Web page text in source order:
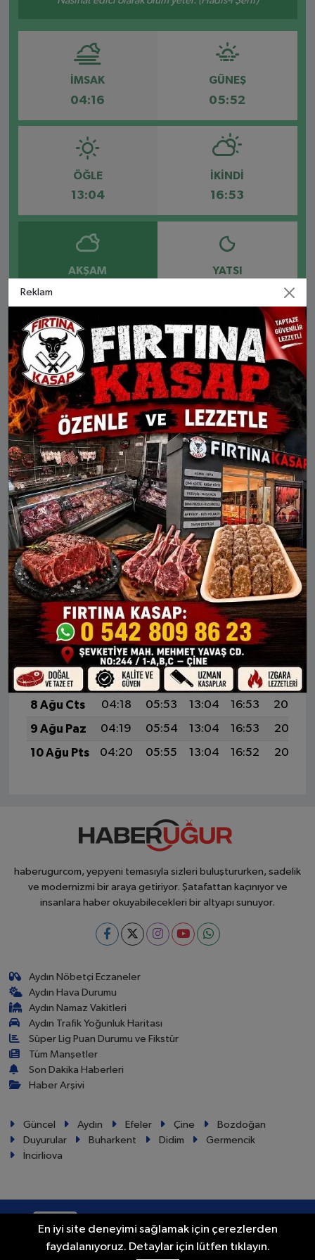
İMSAK
04:16
GÜNEŞ
05:52
ÖĞLE
13:04
İKINDI
16:53
AKŞAM YATSI
Ahırlı Akören Akşehir Altınekin
Beyşehir Bozkır Çeltik Cihanbeyli
Çumra Derbent Derebucak Doğanhisar
Emirgazi Ereğli Güneysınır Hadim
Halkapınar Hüyük Ilgın Kadınhanı
Karapınar Karatay Kulu Meram
Sarayönü Selçuklu Seydişehir Taşkent
Tuzlukçu Yalıhüyük Yunak
YUNAK AYLIK NAMAZ VAKITLERI
İMSAK GÜNEŞ ÖĞLE İKINDI
7 Ağu Cum
04:16 05:52 13:04 16:53
20:06
8 Ağu Cts
04:18 05:53 13:04 16:53
20:04
9 Ağu Paz
04:19 05:54 13:04 16:53
20:03
10 Ağu Pts
04:20 05:55 13:04 16:52 20:02
haberugurcom, yepyeni temasıyla sizleri buluştururken, sadelik
ve modernizmi bir araya getiriyor. Şatafattan kaçınıyor ve
insanlara haber okuyabilecekleri bir altyapı sunuyor.
Aydın Nöbetçi Eczaneler
Aydın Hava Durumu
Aydın Namaz Vakitleri
Aydın Trafik Yoğunluk Haritası
Süper Lig Puan Durumu ve Fikstür
Tüm Manşetler
Son Dakika Haberleri
Haber Arşivi
Güncel Aydın Efeler Çine
Bozdoğan
Duyurular
Buharkent Didim
Germencik
İncirliova
RSS Copyright © 2024. Her hakkı saklıdır.
En iyi site deneyimi sağlamak için çerezlerden
faydalanıyoruz. Detaylar için lütfen tıklayın.
Reklam